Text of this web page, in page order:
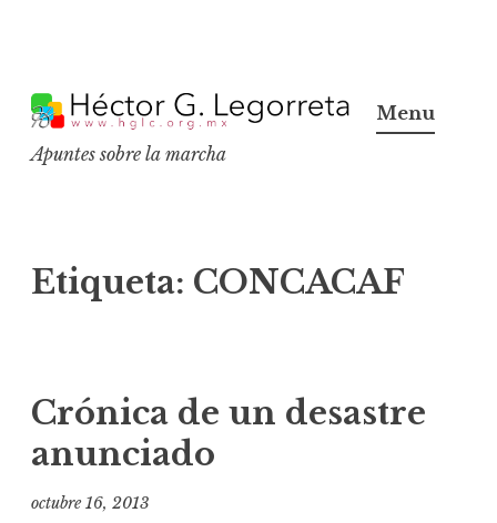
k
p
c
o
n
t
Apuntes sobre la marcha
Menu
Etiqueta: CONCACAF
Crónica de un desastre
anunciado
octubre 16, 2013